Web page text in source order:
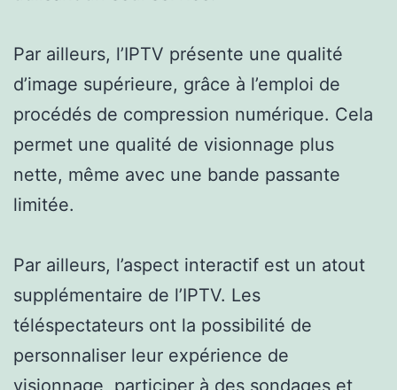
Par ailleurs, l’IPTV présente une qualité
d’image supérieure, grâce à l’emploi de
procédés de compression numérique. Cela
permet une qualité de visionnage plus
nette, même avec une bande passante
limitée.
Par ailleurs, l’aspect interactif est un atout
supplémentaire de l’IPTV. Les
téléspectateurs ont la possibilité de
personnaliser leur expérience de
visionnage, participer à des sondages et